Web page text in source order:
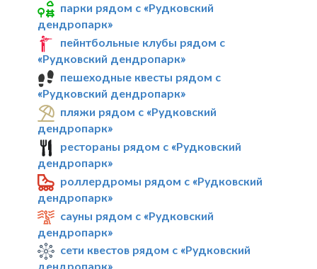
парки рядом с «Рудковский
дендропарк»
пейнтбольные клубы рядом с
«Рудковский дендропарк»
пешеходные квесты рядом с
«Рудковский дендропарк»
пляжи рядом с «Рудковский
дендропарк»
рестораны рядом с «Рудковский
дендропарк»
роллердромы рядом с «Рудковский
дендропарк»
сауны рядом с «Рудковский
дендропарк»
сети квестов рядом с «Рудковский
дендропарк»